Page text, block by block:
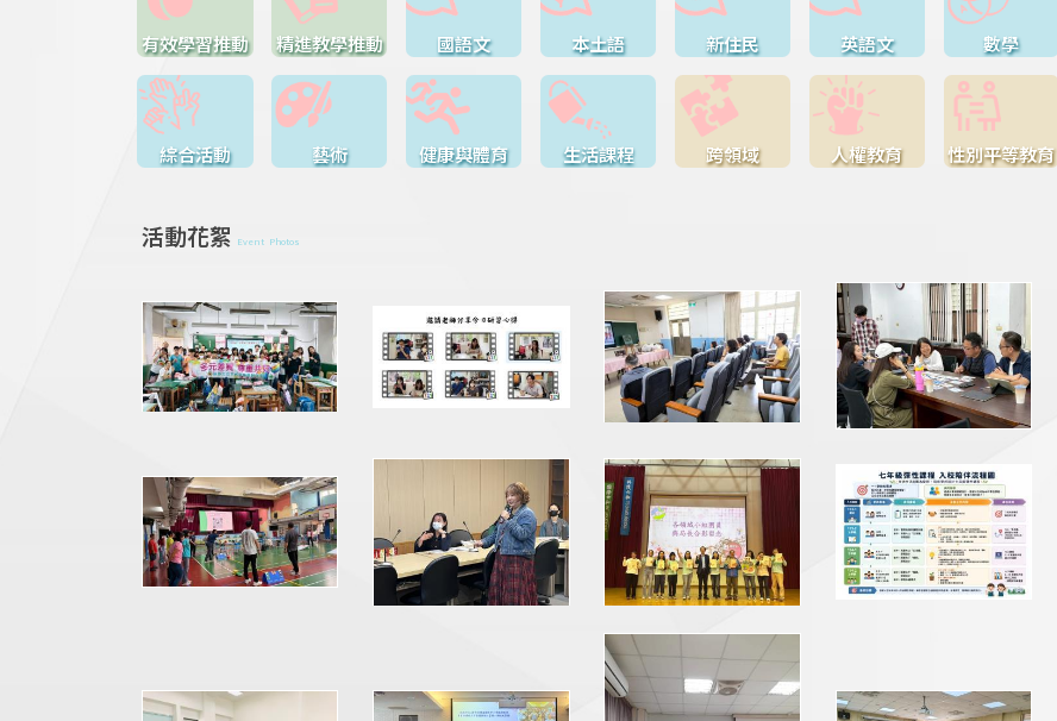
有效學習推動 精進教學推動 國語文 本土語 新住民 英語文 數學
綜合活動 藝術 健康與體育 生活課程 跨領域 人權教育 性別平等教育
活動花絮 Event Photos